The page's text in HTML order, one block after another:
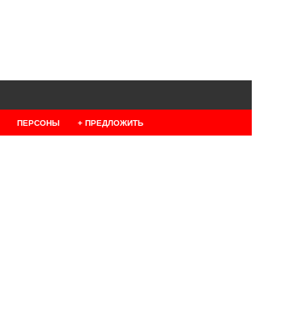
ПЕРСОНЫ + ПРЕДЛОЖИТЬ